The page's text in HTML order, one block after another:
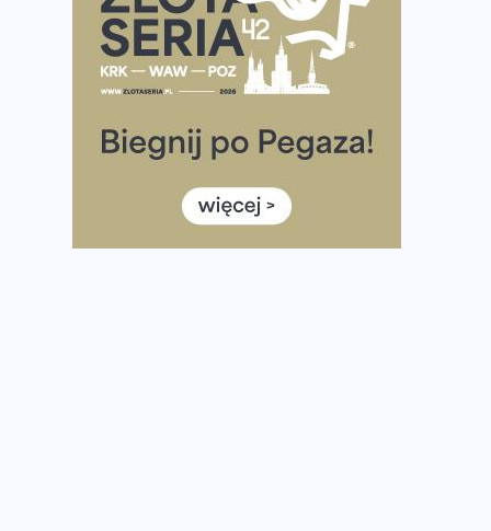
Największy Bieg Powstania Warszawskiego w historii.
Ponad 12 tysięcy uczestników pobiegło dla Bohaterów!
Co ma dużo białka? Produkty, które warto włączyć do
Rozbiegany Olsztyn szykuje się na weekend z